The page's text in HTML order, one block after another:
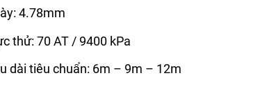
4.78mm
thử: 70 AT / 9400 kPa
dài tiêu chuẩn: 6m – 9m – 12m